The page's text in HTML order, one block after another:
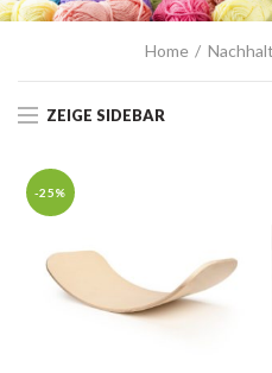
Home
ZEIGE SIDEBAR
-25%